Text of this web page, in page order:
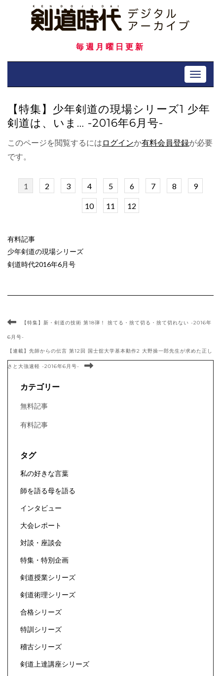
毎週月曜日更新
Toggle
【特集】少年剣道の現場シリーズ1 少年
剣道は、いま… -2016年6月号-
このページを閲覧するには ログインか有料会員登録が必要
です。
1 2 3 4 5 6 7 8 9
10 11 12
有料記事
少年剣道の現場シリーズ
剣道時代2016年6月号
【特集】新・剣道の技術 第18弾！ 捨てる・捨て切る・捨て切れない -2016年
6月号-
【連載】先師からの伝言 第12回 国士舘大学基本動作2 大野操一郎先生が求めた正し
さと大強速軽 -2016年6月号-
カテゴリー
無料記事
有料記事
タグ
私の好きな言葉
師を語る母を語る
インタビュー
大会レポート
対談・座談会
特集・特別企画
剣道授業シリーズ
剣道術理シリーズ
合格シリーズ
特訓シリーズ
稽古シリーズ
剣道上達講座シリーズ